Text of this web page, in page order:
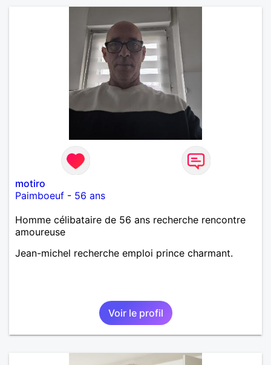
motiro
Paimboeuf - 56 ans
Homme célibataire de 56 ans recherche rencontre
amoureuse
Jean-michel recherche emploi prince charmant.
Voir le profil